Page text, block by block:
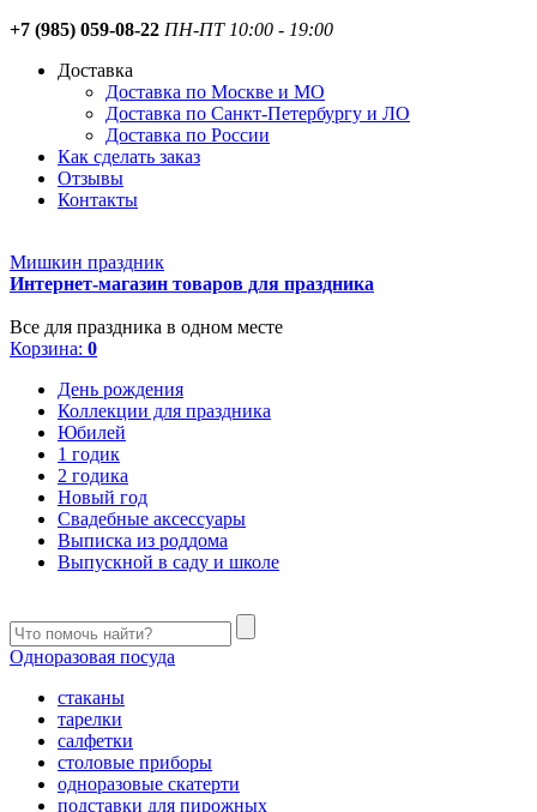
+7 (985) 059-08-22 ПН-ПТ 10:00 - 19:00
Доставка
Доставка по Москве и МО
Доставка по Санкт-Петербургу и ЛО
Доставка по России
Как сделать заказ
Отзывы
Контакты
Мишкин праздник
Интернет-магазин товаров для праздника
Все для праздника в одном месте
Корзина: 0
День рождения
Коллекции для праздника
Юбилей
1 годик
2 годика
Новый год
Свадебные аксессуары
Выписка из роддома
Выпускной в саду и школе
Одноразовая посуда
стаканы
тарелки
салфетки
столовые приборы
одноразовые скатерти
подставки для пирожных